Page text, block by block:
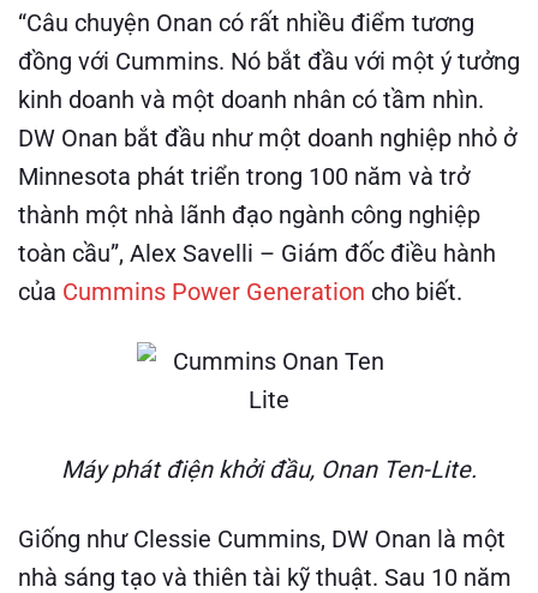
“Câu chuyện Onan có rất nhiều điểm tương
đồng với Cummins. Nó bắt đầu với một ý tưởng
kinh doanh và một doanh nhân có tầm nhìn.
DW Onan bắt đầu như một doanh nghiệp nhỏ ở
Minnesota phát triển trong 100 năm và trở
thành một nhà lãnh đạo ngành công nghiệp
toàn cầu”, Alex Savelli – Giám đốc điều hành
của Cummins Power Generation cho biết.
Máy phát điện khởi đầu, Onan Ten-Lite.
Giống như Clessie Cummins, DW Onan là một
nhà sáng tạo và thiên tài kỹ thuật. Sau 10 năm